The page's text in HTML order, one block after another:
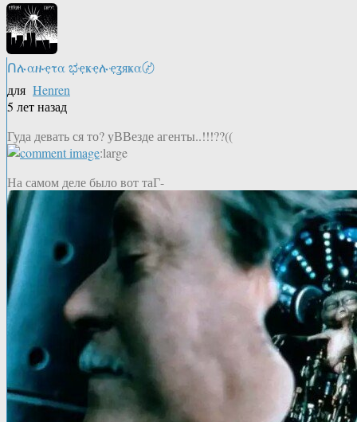
Ոሉαዙҿτα ಭҿҝҿሉҿʓяҝα〄
для Henren
5 лет назад
Гуда девать ся то? уВВезде агенты..!!!??((
:large
На самом деле было вот таГ-